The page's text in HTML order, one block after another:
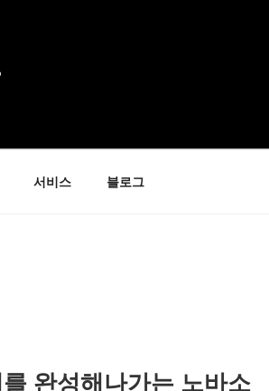
서비스 블로그
완성해나가는 노바소